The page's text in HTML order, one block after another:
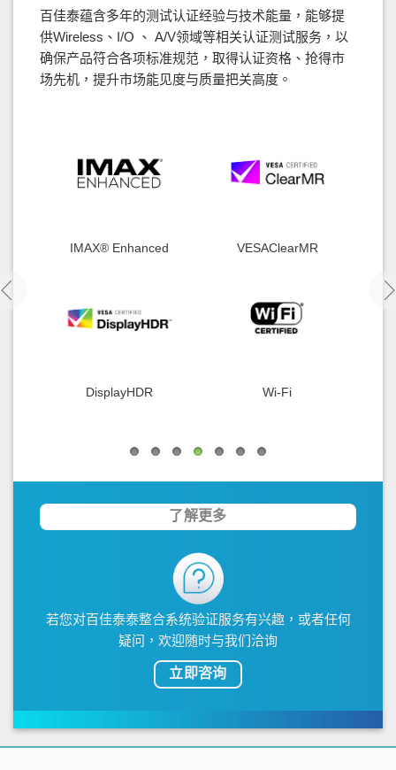
百佳泰蕴含多年的测试认证经验与技术能量，能够提
供Wireless、I/O 、 A/V领域等相关认证测试服务，以
确保产品符合各项标准规范，取得认证资格、抢得市
场先机，提升市场能见度与质量把关高度。
VESA
WHQL
ZETA
UPnP
了解更多
若您对百佳泰泰整合系统验证服务有兴趣，或者任何
疑问，欢迎随时与我们洽询
立即咨询